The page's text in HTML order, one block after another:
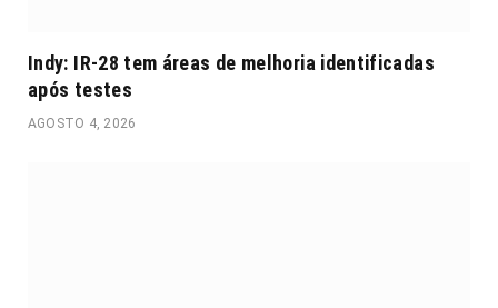
Indy: IR-28 tem áreas de melhoria identificadas
após testes
AGOSTO 4, 2026